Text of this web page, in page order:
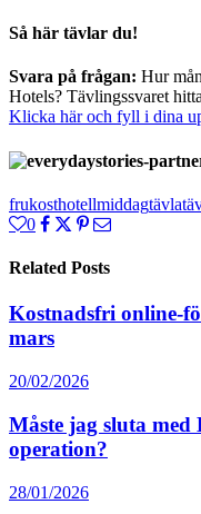
Så här tävlar du!
Svara på frågan: Hur
Hotels? Tävlingssvaret
Klicka här och fyll i dina
frukosthotellmiddagtävla
0
Related Posts
Kostnadsfri online-
mars
20/02/2026
Måste jag sluta
operation?
28/01/2026